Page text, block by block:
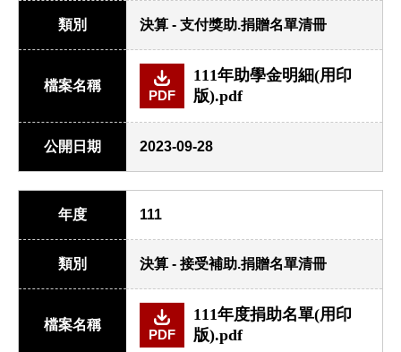
類別 決算 - 支付獎助.捐贈名單清冊
檔案名稱
PDF
111年助學金明細(用印
版).pdf
公開日期 2023-09-28
年度 111
類別 決算 - 接受補助.捐贈名單清冊
檔案名稱
PDF
111年度捐助名單(用印
版).pdf